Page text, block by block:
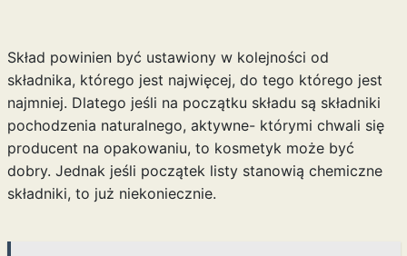
Skład powinien być ustawiony w kolejności od
składnika, którego jest najwięcej, do tego którego jest
najmniej. Dlatego jeśli na początku składu są składniki
pochodzenia naturalnego, aktywne- którymi chwali się
producent na opakowaniu, to kosmetyk może być
dobry. Jednak jeśli początek listy stanowią chemiczne
składniki, to już niekoniecznie.